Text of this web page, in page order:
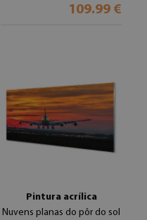
109.99 €
Pintura acrílica
Nuvens planas do pôr do sol